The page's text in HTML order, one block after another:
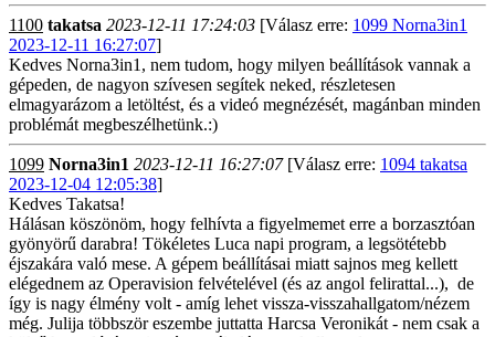
1100 takatsa 2023-12-11 17:24:03 [Válasz erre: 1099 Norna3in1
2023-12-11 16:27:07]
Kedves Norna3in1, nem tudom, hogy milyen beállítások vannak a
gépeden, de nagyon szívesen segítek neked, részletesen
elmagyarázom a letöltést, és a videó megnézését, magánban minden
problémát megbeszélhetünk.:)
1099 Norna3in1 2023-12-11 16:27:07[Válasz erre: 1094 takatsa
2023-12-04 12:05:38]
Kedves Takatsa!
Hálásan köszönöm, hogy felhívta a figyelmemet erre a borzasztóan
gyönyörű darabra! Tökéletes Luca napi program, a legsötétebb
éjszakára való mese. A gépem beállításai miatt sajnos meg kellett
elégednem az Operavision felvételével (és az angol felirattal...), de
így is nagy élmény volt - amíg lehet vissza-visszahallgatom/nézem
még. Julija többször eszembe juttatta Harcsa Veronikát - nem csak a